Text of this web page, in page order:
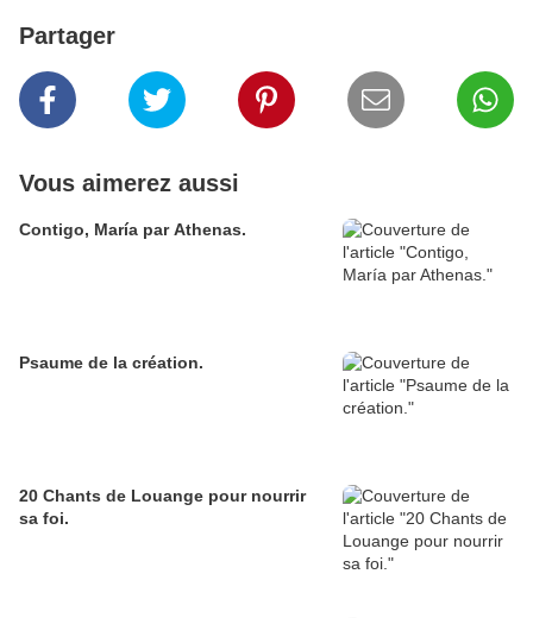
Partager
Vous aimerez aussi
Contigo, María par Athenas.
Psaume de la création.
20 Chants de Louange pour nourrir
sa foi.